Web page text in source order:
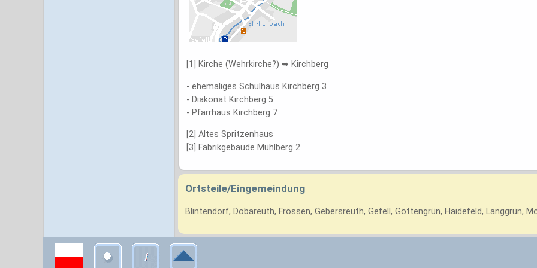
[1] Kirche (Wehrkirche?) ➥ Kirchberg
- ehemaliges Schulhaus Kirchberg 3
- Diakonat Kirchberg 5
- Pfarrhaus Kirchberg 7
[2] Altes Spritzenhaus
[3] Fabrikgebäude Mühlberg 2
Ortsteile/Eingemeindung
Blintendorf, Dobareuth, Frössen, Gebersreuth, Gefell, Göttengrün, Haidefeld, Langgrün,